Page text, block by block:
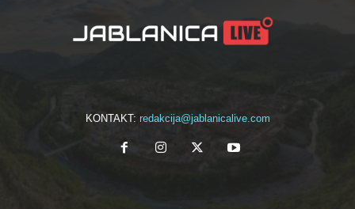
KONTAKT: redakcija@jablanicalive.com